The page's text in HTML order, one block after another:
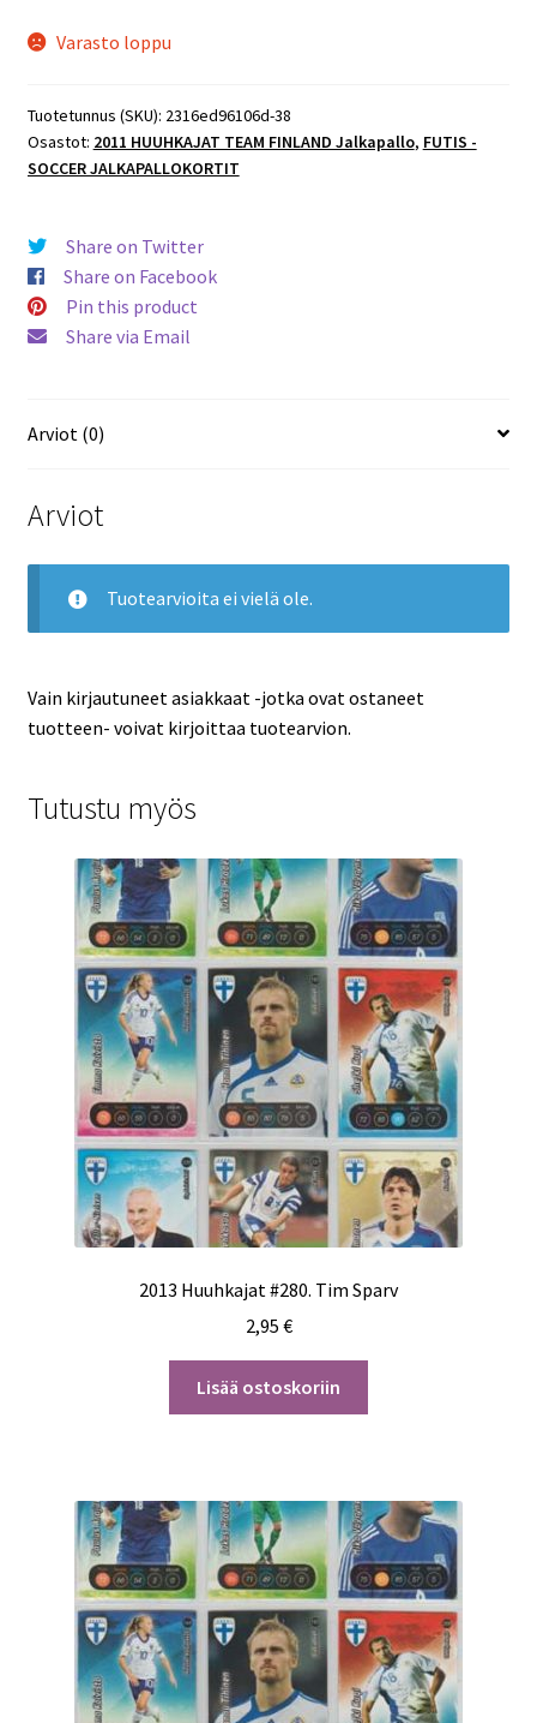
Varasto loppu
Tuotetunnus (SKU): 2316ed96106d-38
Osastot: 2011 HUUHKAJAT TEAM FINLAND Jalkapallo, FUTIS -
SOCCER JALKAPALLOKORTIT
Share on Twitter
Share on Facebook
Pin this product
Share via Email
Arviot (0)
Arviot
Tuotearvioita ei vielä ole.
Vain kirjautuneet asiakkaat -jotka ovat ostaneet
tuotteen- voivat kirjoittaa tuotearvion.
Tutustu myös
2013 Huuhkajat #280. Tim Sparv
2,95 €
Lisää ostoskoriin